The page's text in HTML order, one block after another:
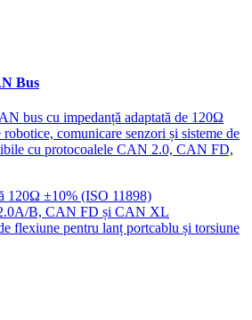
Bus
bus cu impedanță adaptată de 120Ω
comunicare senzori și sisteme de
cu protocoalele CAN 2.0, CAN FD,
120Ω ±10% (ISO 11898)
B, CAN FD și CAN XL
flexiune pentru lanț portcablu și torsiune